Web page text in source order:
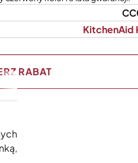
KitchenAid
RABAT